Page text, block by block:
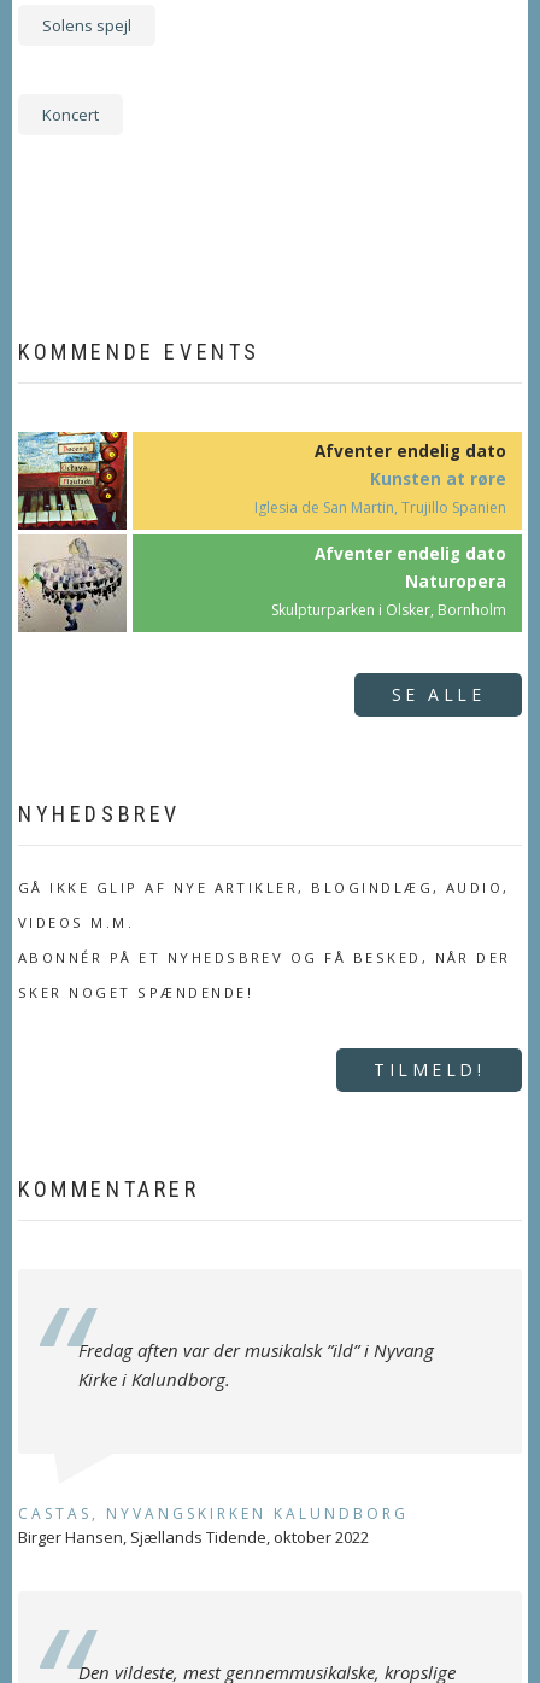
Solens spejl
Koncert
KOMMENDE EVENTS
Afventer endelig dato
Kunsten at røre
Iglesia de San Martin, Trujillo Spanien
Afventer endelig dato
Naturopera
Skulpturparken i Olsker, Bornholm
SE ALLE
NYHEDSBREV
GÅ IKKE GLIP AF NYE ARTIKLER, BLOGINDLÆG, AUDIO,
VIDEOS M.M.
ABONNÉR PÅ ET NYHEDSBREV OG FÅ BESKED, NÅR DER
SKER NOGET SPÆNDENDE!
TILMELD!
KOMMENTARER
Fredag aften var der musikalsk ”ild” i Nyvang
Kirke i Kalundborg.
CASTAS, NYVANGSKIRKEN KALUNDBORG
Birger Hansen, Sjællands Tidende, oktober 2022
Den vildeste, mest gennemmusikalske, kropslige